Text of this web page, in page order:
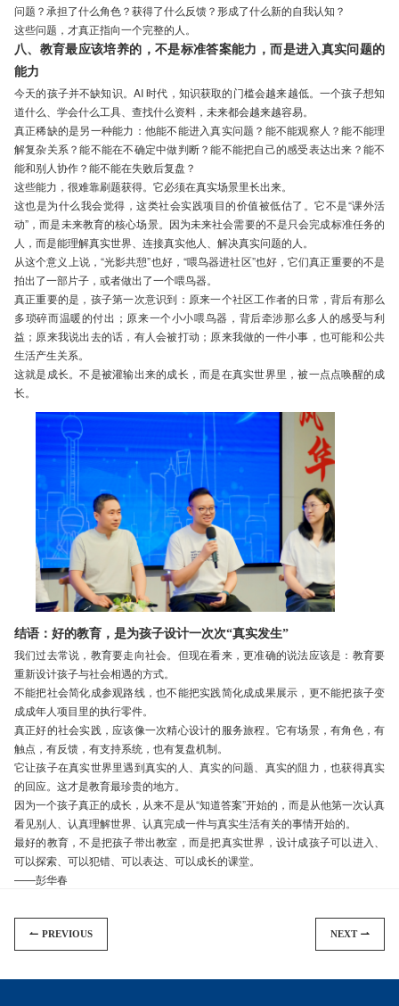
问题？承担了什么角色？获得了什么反馈？形成了什么新的自我认知？
这些问题，才真正指向一个完整的人。
八、教育最应该培养的，不是标准答案能力，而是进入真实问题的
能力
今天的孩子并不缺知识。AI 时代，知识获取的门槛会越来越低。一个孩子想知
道什么、学会什么工具、查找什么资料，未来都会越来越容易。
真正稀缺的是另一种能力：他能不能进入真实问题？能不能观察人？能不能理
解复杂关系？能不能在不确定中做判断？能不能把自己的感受表达出来？能不
能和别人协作？能不能在失败后复盘？
这些能力，很难靠刷题获得。它必须在真实场景里长出来。
这也是为什么我会觉得，这类社会实践项目的价值被低估了。它不是“课外活
动”，而是未来教育的核心场景。因为未来社会需要的不是只会完成标准任务的
人，而是能理解真实世界、连接真实他人、解决真实问题的人。
从这个意义上说，“光影共憩”也好，“喂鸟器进社区”也好，它们真正重要的不是
拍出了一部片子，或者做出了一个喂鸟器。
真正重要的是，孩子第一次意识到：原来一个社区工作者的日常，背后有那么
多琐碎而温暖的付出；原来一个小小喂鸟器，背后牵涉那么多人的感受与利
益；原来我说出去的话，有人会被打动；原来我做的一件小事，也可能和公共
生活产生关系。
这就是成长。不是被灌输出来的成长，而是在真实世界里，被一点点唤醒的成
长。
结语：好的教育，是为孩子设计一次次“真实发生”
我们过去常说，教育要走向社会。但现在看来，更准确的说法应该是：教育要
重新设计孩子与社会相遇的方式。
不能把社会简化成参观路线，也不能把实践简化成成果展示，更不能把孩子变
成成年人项目里的执行零件。
真正好的社会实践，应该像一次精心设计的服务旅程。它有场景，有角色，有
触点，有反馈，有支持系统，也有复盘机制。
它让孩子在真实世界里遇到真实的人、真实的问题、真实的阻力，也获得真实
的回应。这才是教育最珍贵的地方。
因为一个孩子真正的成长，从来不是从“知道答案”开始的，而是从他第一次认真
看见别人、认真理解世界、认真完成一件与真实生活有关的事情开始的。
最好的教育，不是把孩子带出教室，而是把真实世界，设计成孩子可以进入、
可以探索、可以犯错、可以表达、可以成长的课堂。
——彭华春
PREVIOUS NEXT